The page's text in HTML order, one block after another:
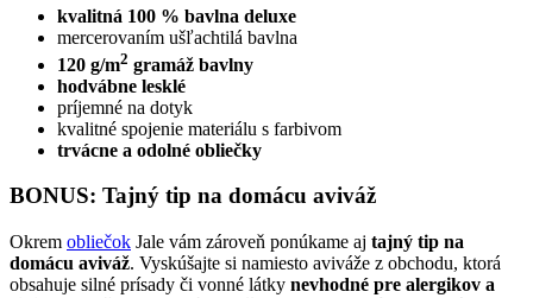
kvalitná 100 % bavlna deluxe
mercerovaním ušľachtilá bavlna
120 g/m2 gramáž bavlny
hodvábne lesklé
príjemné na dotyk
kvalitné spojenie materiálu s farbivom
trvácne a odolné obliečky
BONUS: Tajný tip na domácu aviváž
Okrem obliečok Jale vám zároveň ponúkame aj tajný tip na
domácu aviváž. Vyskúšajte si namiesto aviváže z obchodu, ktorá
obsahuje silné prísady či vonné látky nevhodné pre alergikov a